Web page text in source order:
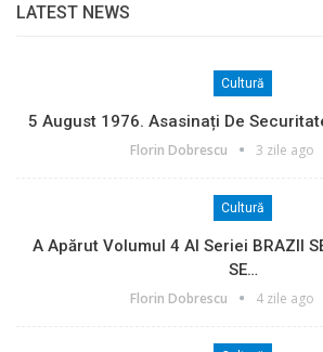
LATEST NEWS
Cultură
5 August 1976. Asasinați De
Florin Dobrescu 3 zile ago
Cultură
A Apărut Volumul 4 Al Seriei BRAZII
SE…
Florin Dobrescu 4 zile ago